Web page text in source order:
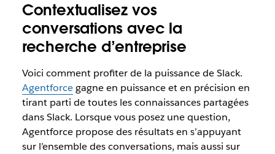
Contextualisez vos
conversations avec la
recherche d’entreprise
Voici comment profiter de la puissance de Slack.
Agentforcegagne en puissance et en précision en
tirant parti de toutes les connaissances partagées
dans Slack. Lorsque vous posez une question,
Agentforce propose des résultats en s’appuyant
sur l’ensemble des conversations, mais aussi sur